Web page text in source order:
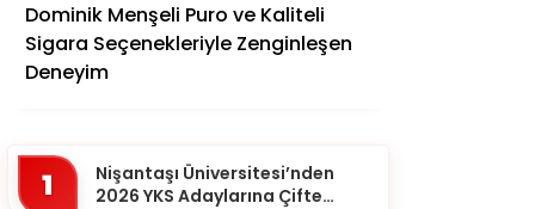
Dominik Menşeli Puro ve Kaliteli
Sigara Seçenekleriyle Zenginleşen
Deneyim
1
Nişantaşı Üniversitesi’nden
2026 YKS Adaylarına Çifte
Adıyaman
Afyonkarahisar
Aksaray
Amasya